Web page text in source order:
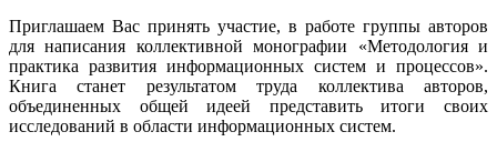
Приглашаем Вас принять участие, в работе группы авторов
для написания коллективной монографии «Методология и
практика развития информационных систем и процессов».
Книга станет результатом труда коллектива авторов,
объединенных общей идеей представить итоги своих
исследований в области информационных систем.